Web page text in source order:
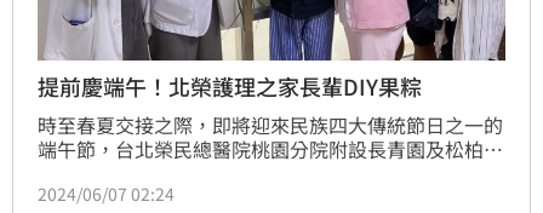
提前慶端午！北榮護理之家長輩DIY果粽
時至春夏交接之際，即將迎來民族四大傳統節日之一的
端午節，台北榮民總醫院桃園分院附設長青園及松柏園
日、昨(6)日連續兩天安排一系列活動，和長輩們一起
2024/06/07 02:24